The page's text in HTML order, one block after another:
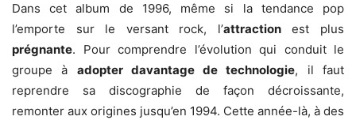
Dans cet album de 1996, même si la tendance pop
l’emporte sur le versant rock, l’attractionest plus
prégnante. Pour comprendre l’évolution qui conduit le
groupe à adopter davantage de technologie, il faut
reprendre sa discographie de façon décroissante,
remonter aux origines jusqu’en 1994. Cette année-là, à des